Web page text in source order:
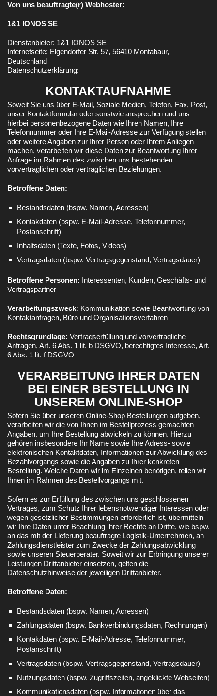
Von uns beauftragte(r) Webhoster:
1&1 IONOS SE
Dienstanbieter: 1&1 IONOS SE
Internetseite: Elgendorfer Str. 57, 56410 Montabaur,
Deutschland
Datenschutzerklärung:
KONTAKTAUFNAHME
Soweit Sie uns über E-Mail, Soziale Medien, Telefon, Fax, Post,
unser Kontaktformular oder sonstwie ansprechen und uns
hierbei personenbezogene Daten wie Ihren Namen, Ihre
Telefonnummer oder Ihre E-Mail-Adresse zur Verfügung stellen
oder weitere Angaben zur Ihrer Person oder Ihrem Anliegen
machen, verarbeiten wir diese Daten zur Beantwortung Ihrer
Anfrage im Rahmen des zwischen uns bestehenden
vorvertraglichen oder vertraglichen Beziehungen.
Betroffene Daten:
Bestandsdaten (bspw. Namen, Adressen)
Kontakdaten (bspw. E-Mail-Adresse, Telefonnummer,
Postanschrift)
Inhaltsdaten (Texte, Fotos, Videos)
Vertragsdaten (bspw. Vertragsgegenstand, Vertragsdauer)
Betroffene Personen: Interessenten, Kunden, Geschäfts- und
Vertragspartner
Verarbeitungszweck: Kommunikation sowie Beantwortung von
Kontaktanfragen, Büro und Organisationsverfahren
Rechtsgrundlage: Vertragserfüllung und vorvertragliche
Anfragen, Art. 6 Abs. 1 lit. b DSGVO, berechtigtes Interesse, Art.
6 Abs. 1 lit. f DSGVO
VERARBEITUNG IHRER DATEN
BEI EINER BESTELLUNG IN
UNSEREM ONLINE-SHOP
Sofern Sie über unseren Online-Shop Bestellungen aufgeben,
verarbeiten wir die von Ihnen im Bestellprozess gemachten
Angaben, um Ihre Bestellung abwickeln zu können. Hierzu
gehören insbesondere Ihr Name sowie Ihre Adress- sowie
elektronischen Kontaktdaten, Informationen zur Abwicklung des
Bezahlvorgangs sowie die Angaben zu Ihrer konkreten
Bestellung. Welche Daten wir im Einzelnen benötigen, teilen wir
Ihnen im Rahmen des Bestellvorgangs mit.
Sofern es zur Erfüllung des zwischen uns geschlossenen
Vertrages, zum Schutz Ihrer lebensnotwendiger Interessen oder
wegen gesetzlicher Bestimmungen erforderlich ist, übermitteln
wir Ihre Daten unter Beachtung Ihrer Rechte an Dritte, wie bspw.
an das mit der Lieferung beauftragte Logistik-Unternehmen, an
Zahlungsdienstleister zum Zwecke der Zahlungsabwicklung
sowie unseren Steuerberater. Soweit wir zur Erbringung unserer
Leistungen Drittanbieter einsetzen, gelten die
Datenschutzhinweise der jeweiligen Drittanbieter.
Betroffene Daten:
Bestandsdaten (bspw. Namen, Adressen)
Zahlungsdaten (bspw. Bankverbindungsdaten, Rechnungen)
Kontakdaten (bspw. E-Mail-Adresse, Telefonnummer,
Postanschrift)
Vertragsdaten (bspw. Vertragsgegenstand, Vertragsdauer)
Nutzungsdaten (bspw. Zugriffszeiten, angeklickte Webseiten)
Kommunikationsdaten (bspw. Informationen über das